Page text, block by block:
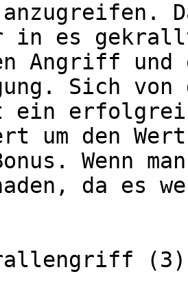
anzugreifen.
in es
Angriff und
Sich von
um den
Wenn
da es
(3)